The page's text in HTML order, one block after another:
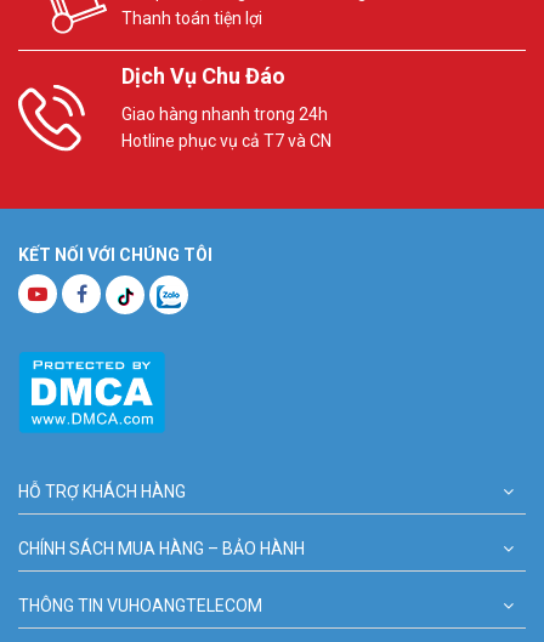
Thanh toán tiện lợi
Dịch Vụ Chu Đáo
Giao hàng nhanh trong 24h
Hotline phục vụ cả T7 và CN
KẾT NỐI VỚI CHÚNG TÔI
HỖ TRỢ KHÁCH HÀNG
CHÍNH SÁCH MUA HÀNG – BẢO HÀNH
THÔNG TIN VUHOANGTELECOM